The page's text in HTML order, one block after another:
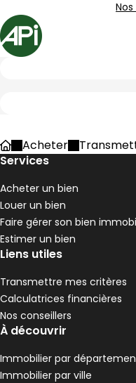
Accueil
AccueilAcheter
Services
Acheter un bien
Louer un bien
Faire gérer son bien
Estimer un bien
Liens utiles
Transmettre mes critères
Calculatrices financières
Nos conseillers
À découvrir
Immobilier par
Immobilier par ville